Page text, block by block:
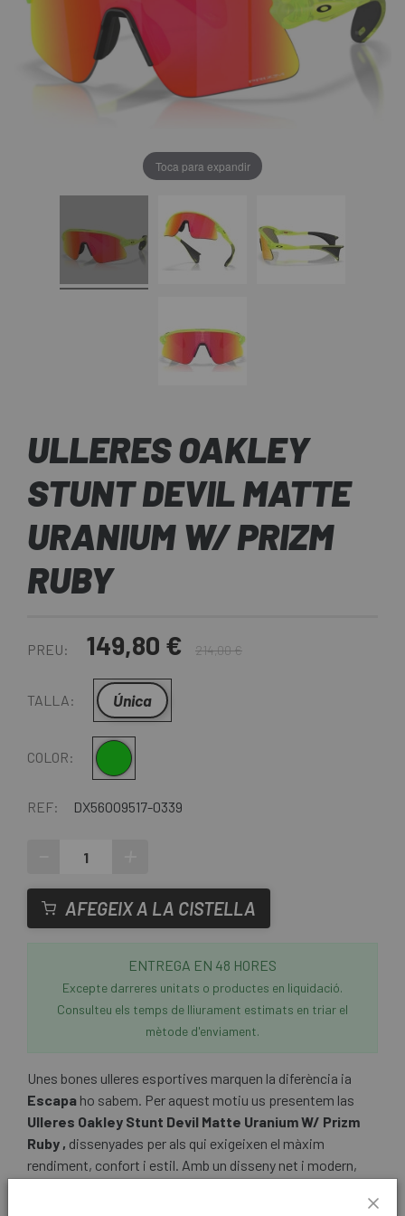
Toca para expandir
ULLERES OAKLEY
STUNT DEVIL MATTE
URANIUM W/ PRIZM
RUBY
PREU: 149,80 € 214,00 €
TALLA: Única
COLOR: Verd
REF: DX56OO9517-0339
AFEGEIX A LA CISTELLA
ENTREGA EN 48 HORES
Excepte darreres unitats o productes en liquidació.
Consulteu els temps de lliurament estimats en triar el
mètode d'enviament.
Unes bones ulleres esportives marquen la diferència ia
Escapa ho sabem. Per aquest motiu us presentem las
Ulleres Oakley Stunt Devil Matte Uranium W/ Prizm
Ruby , dissenyades per als qui exigeixen el màxim
rendiment, confort i estil. Amb un disseny net i modern,